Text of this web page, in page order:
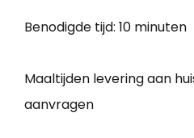
Benodigde tijd: 10 minuten
Maaltijden levering aan
aanvragen